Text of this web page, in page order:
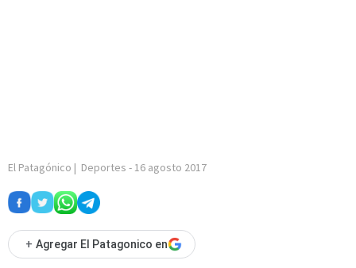
El Patagónico | Deportes - 16 agosto 2017
+ Agregar El Patagonico en